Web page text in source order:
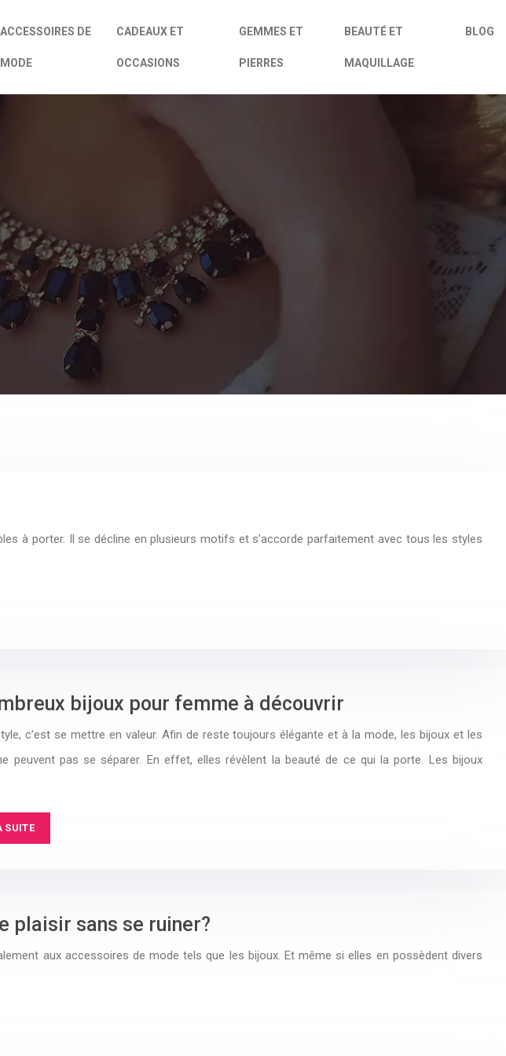
ACCESSOIRES DE
MODE
CADEAUX ET
OCCASIONS
GEMMES ET
PIERRES
BEAUTÉ ET
MAQUILLAGE
BLOG
à porter. Il se décline en plusieurs motifs et s’accorde parfaitement avec tous les styles
bijoux pour femme à découvrir
c’est se mettre en valeur. Afin de reste toujours élégante et à la mode, les bijoux et les
peuvent pas se séparer. En effet, elles révèlent la beauté de ce qui la porte. Les bijoux
SUITE
plaisir sans se ruiner?
aux accessoires de mode tels que les bijoux. Et même si elles en possèdent divers